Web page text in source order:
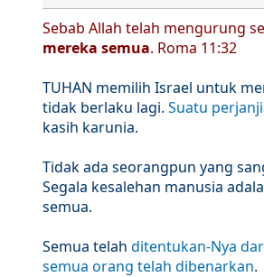
Sebab Allah telah mengurung
mereka semua. Roma 11:32
TUHAN memilih Israel untuk
tidak berlaku lagi. Suatu
kasih karunia.
Tidak ada seorangpun yang
Segala kesalehan manusia
semua.
Semua telah ditentukan-Nya
semua orang telah dibenarkan.